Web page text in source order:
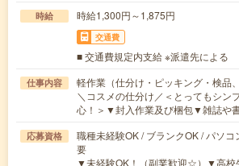
時給 時給1,300円～1,875円
交通費
■ 交通費規定内支給 ※派遣先による
仕事内容
軽作業（仕分け・ピッキング・検品
＼コスメの仕分け／＜とってもシン
心！＞▼封入作業及び梱包▼雑誌や
応募資格
職種未経験OK / ブランクOK / パソ
要
▼未経験OK！（副業歓迎☆）▼高校